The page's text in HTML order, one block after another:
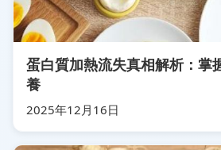
蛋白質加熱流失真相解析：掌
養
2025年12月16日